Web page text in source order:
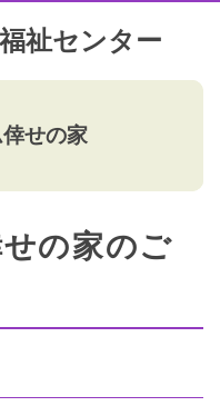
祉センター
せの家
の家のご